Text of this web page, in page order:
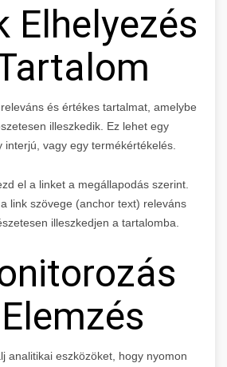
Elhelyezés
és értékes tartalmat, amelybe
illeszkedik. Ez lehet egy
interjú, vagy egy termékértékelés.
el a linket a megállapodás szerint.
link szövege (anchor text) releváns
illeszkedjen a tartalomba.
analitikai eszközöket, hogy nyomon